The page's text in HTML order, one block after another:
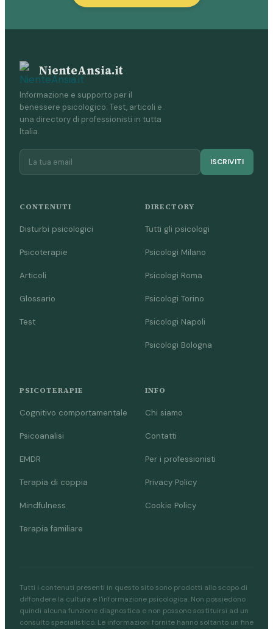
NienteAnsia.it
Informazione e supporto per il
benessere psicologico. Test, articoli e
una directory di professionisti in tutta
Italia.
ISCRIVITI
CONTENUTI
Disturbi psicologici
Psicoterapie
Articoli
Glossario
Test
DIRECTORY
Tutti gli psicologi
Psicologi Milano
Psicologi Roma
Psicologi Torino
Psicologi Napoli
Psicologi Bologna
PSICOTERAPIE
Cognitivo comportamentale
Psicoanalisi
EMDR
Terapia di coppia
Mindfulness
Terapia familiare
INFO
Chi siamo
Contatti
Per i professionisti
Privacy Policy
Cookie Policy
Tutti i contenuti presenti in questo sito sono prodotti allo scopo di
diffondere la cultura e l'informazione psicologica. Non possiedono
quindi alcuna funzione diagnostica e non possono sostituirsi ad un
consulto specialistico. Le informazioni fornite hanno soltanto un fine